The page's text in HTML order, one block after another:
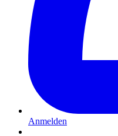
Anmelden